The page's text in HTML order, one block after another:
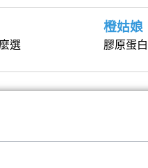
選
橙姑娘
膠原蛋白